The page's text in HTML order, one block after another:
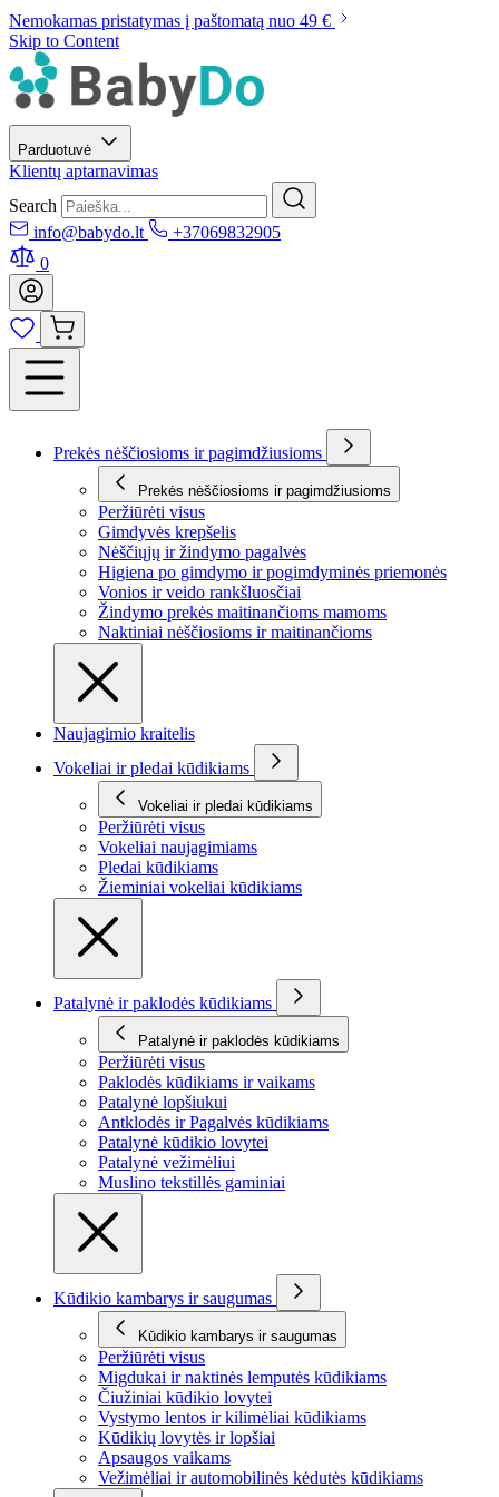
Nemokamas pristatymas į paštomatą nuo 49 €
Skip to Content
Parduotuvė
Klientų aptarnavimas
Search
info@babydo.lt
+37069832905
0
Prekės nėščiosioms ir pagimdžiusioms
Prekės nėščiosioms ir pagimdžiusioms
Peržiūrėti visus
Gimdyvės krepšelis
Nėščiųjų ir žindymo pagalvės
Higiena po gimdymo ir pogimdyminės priemonės
Vonios ir veido rankšluosčiai
Žindymo prekės maitinančioms mamoms
Naktiniai nėščiosioms ir maitinančioms
Naujagimio kraitelis
Vokeliai ir pledai kūdikiams
Vokeliai ir pledai kūdikiams
Peržiūrėti visus
Vokeliai naujagimiams
Pledai kūdikiams
Žieminiai vokeliai kūdikiams
Patalynė ir paklodės kūdikiams
Patalynė ir paklodės kūdikiams
Peržiūrėti visus
Paklodės kūdikiams ir vaikams
Patalynė lopšiukui
Antklodės ir Pagalvės kūdikiams
Patalynė kūdikio lovytei
Patalynė vežimėliui
Muslino tekstillės gaminiai
Kūdikio kambarys ir saugumas
Kūdikio kambarys ir saugumas
Peržiūrėti visus
Migdukai ir naktinės lemputės kūdikiams
Čiužiniai kūdikio lovytei
Vystymo lentos ir kilimėliai kūdikiams
Kūdikių lovytės ir lopšiai
Apsaugos vaikams
Vežimėliai ir automobilinės kėdutės kūdikiams